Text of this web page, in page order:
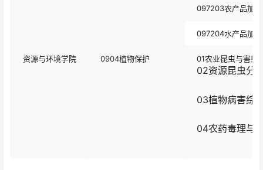
097203农产品加
097204水产品加
资源与环境学院 0904植物保护 01农业昆虫与害虫
02资源昆虫分
03植物病害综
04农药毒理与